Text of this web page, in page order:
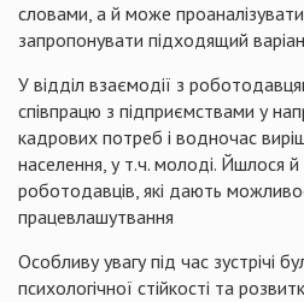
словами, а й може
запропонувати підходящий
У відділ взаємодії з
співпрацю з підприємствами у
кадрових потреб і водночас
населення, у т.ч. молоді. Йшлося
роботодавців, які дають
працевлашутвання
Особливу увагу під час зустрічі
психологічної стійкості та